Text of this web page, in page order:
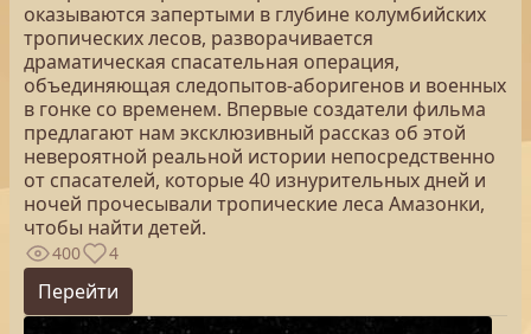
оказываются запертыми в глубине колумбийских
тропических лесов, разворачивается
драматическая спасательная операция,
объединяющая следопытов-аборигенов и военных
в гонке со временем. Впервые создатели фильма
предлагают нам эксклюзивный рассказ об этой
невероятной реальной истории непосредственно
от спасателей, которые 40 изнурительных дней и
ночей прочесывали тропические леса Амазонки,
чтобы найти детей.
400 4
Перейти